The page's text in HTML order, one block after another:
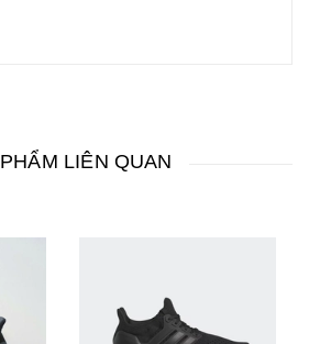
LIÊN QUAN